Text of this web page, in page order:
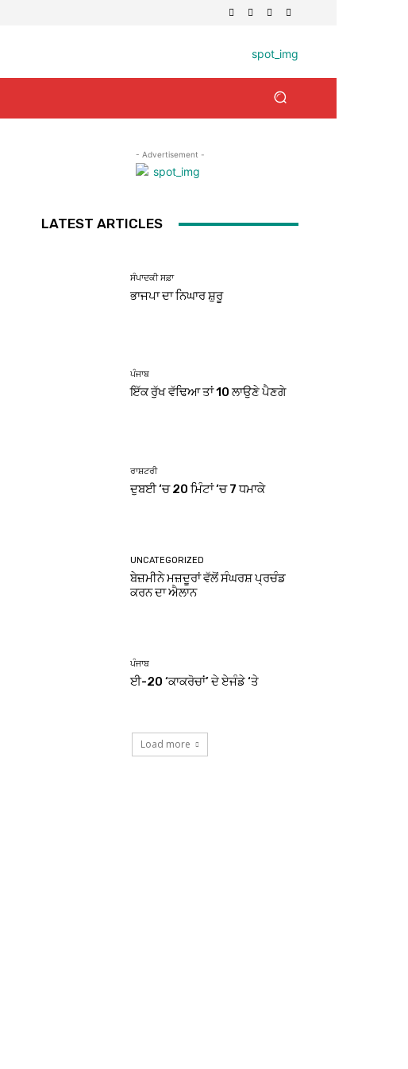
- Advertisement -
LATEST ARTICLES
ਸੰਪਾਦਕੀ ਸਫ਼ਾ
ਭਾਜਪਾ ਦਾ ਨਿਘਾਰ ਸ਼ੁਰੂ
ਪੰਜਾਬ
ਇੱਕ ਰੁੱਖ ਵੱਢਿਆ ਤਾਂ 10 ਲਾਉਣੇ ਪੈਣਗੇ
ਰਾਸ਼ਟਰੀ
ਦੁਬਈ ‘ਚ 20 ਮਿੰਟਾਂ ‘ਚ 7 ਧਮਾਕੇ
UNCATEGORIZED
ਬੇਜ਼ਮੀਨੇ ਮਜ਼ਦੂਰਾਂ ਵੱਲੋਂ ਸੰਘਰਸ਼ ਪ੍ਰਚੰਡ
ਕਰਨ ਦਾ ਐਲਾਨ
ਪੰਜਾਬ
ਈ-20 ‘ਕਾਕਰੋਚਾਂ’ ਦੇ ਏਜੰਡੇ ‘ਤੇ
Load more